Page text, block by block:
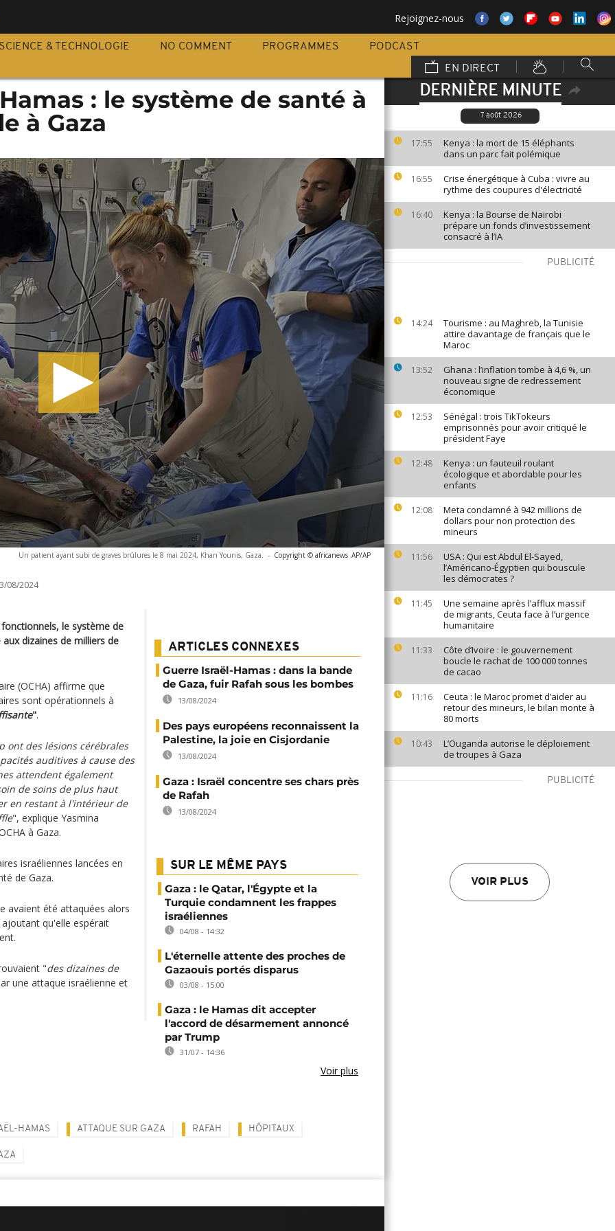
Rejoignez-nous
SCIENCE & TECHNOLOGIE NO COMMENT PROGRAMMES
PODCAST
EN DIRECT
DERNIÈRE MINUTE
7 août 2026
17:55
Kenya : la mort de 15 éléphants
dans un parc fait polémique
16:55
Crise énergétique à Cuba : vivre au
rythme des coupures d'électricité
16:40
Kenya : la Bourse de Nairobi
prépare un fonds d’investissement
consacré à l’IA
PUBLICITÉ
14:24
Tourisme : au Maghreb, la Tunisie
attire davantage de français que le
Maroc
13:52
Ghana : l’inflation tombe à 4,6 %, un
nouveau signe de redressement
économique
12:53
Sénégal : trois TikTokeurs
emprisonnés pour avoir critiqué le
président Faye
12:48
Kenya : un fauteuil roulant
écologique et abordable pour les
enfants
12:08
Meta condamné à 942 millions de
dollars pour non protection des
mineurs
11:56
USA : Qui est Abdul El-Sayed,
l’Américano-Égyptien qui bouscule
les démocrates ?
11:45
Une semaine après l’afflux massif
de migrants, Ceuta face à l’urgence
humanitaire
11:33
Côte d’Ivoire : le gouvernement
boucle le rachat de 100 000 tonnes
de cacao
11:16
Ceuta : le Maroc promet d’aider au
retour des mineurs, le bilan monte à
80 morts
10:43
L’Ouganda autorise le déploiement
de troupes à Gaza
PUBLICITÉ
VOIR PLUS
: le système de santé à
à Gaza
Un patient ayant subi de graves brûlures le 8 mai 2024, Khan Younis, Gaza. - Copyright © africanews AP/AP
08/2024
le système de
dizaines de milliers de
(OCHA) affirme que
sont opérationnels à
".
ont des lésions cérébrales
auditives à cause des
attendent également
de soins de plus haut
en restant à l'intérieur de
", explique Yasmina
à Gaza.
israéliennes lancées en
de Gaza.
avaient été attaquées alors
qu'elle espérait
"des dizaines de
une attaque israélienne et
ARTICLES CONNEXES
Guerre Israël-Hamas : dans la bande
de Gaza, fuir Rafah sous les bombes
13/08/2024
Des pays européens reconnaissent la
Palestine, la joie en Cisjordanie
13/08/2024
Gaza : Israël concentre ses chars près
de Rafah
13/08/2024
SUR LE MÊME PAYS
Gaza : le Qatar, l'Égypte et la
Turquie condamnent les frappes
israéliennes
04/08 - 14:32
L'éternelle attente des proches de
Gazaouis portés disparus
03/08 - 15:00
Gaza : le Hamas dit accepter
l'accord de désarmement annoncé
par Trump
31/07 - 14:36
Voir plus
HAMAS ATTAQUE SUR GAZA RAFAH HÔPITAUX